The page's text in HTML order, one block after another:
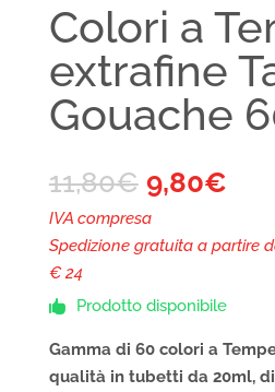
Colori a
extrafine
Gouache
11,80€ 9,80€
IVA compresa
Spedizione gratuita a partire
€ 24
 Prodotto disponibile
Gamma di 60 colori a
qualità in tubetti da 20ml,